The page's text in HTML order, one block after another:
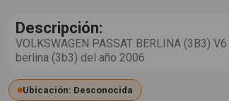
Descripción:
VOLKSWAGEN PASSAT BERLINA (3B3)
berlina (3b3) del año 2006
Ubicación: Desconocida